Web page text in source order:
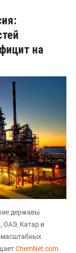
на
державы
ОАЭ, Катар и
ChemNet.com.